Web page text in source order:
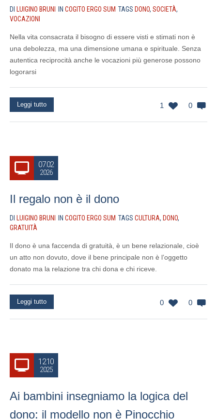
DI LUIGINO BRUNI IN COGITO ERGO SUM TAGS DONO, SOCIETÀ,
VOCAZIONI
Nella vita consacrata il bisogno di essere visti e stimati non è
una debolezza, ma una dimensione umana e spirituale. Senza
autentica reciprocità anche le vocazioni più generose possono
logorarsi
1 0
Leggi tutto
07.02
2026
Il regalo non è il dono
DI LUIGINO BRUNI IN COGITO ERGO SUM TAGS CULTURA, DONO,
GRATUITÀ
Il dono è una faccenda di gratuità, è un bene relazionale, cioè
un atto non dovuto, dove il bene principale non è l’oggetto
donato ma la relazione tra chi dona e chi riceve.
0 0
Leggi tutto
12.10
2025
Ai bambini insegniamo la logica del
dono: il modello non è Pinocchio